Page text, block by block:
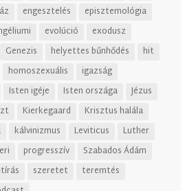
engesztelés
episztemológia
evolúció
exodusz
Genezis helyettes bűnhődés
hit
homoszexuális
igazság
Isten igéje Isten országa
Jézus
Kierkegaard
Krisztus halála
kálvinizmus Leviticus
Luther
progresszív
Szabados Ádám
szeretet
teremtés